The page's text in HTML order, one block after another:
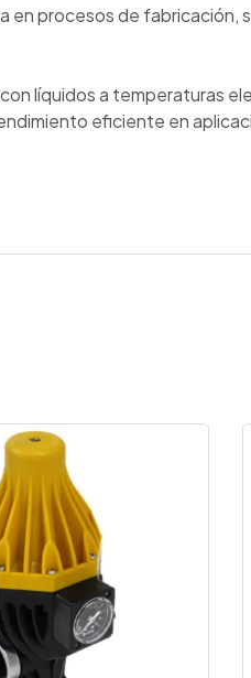
en procesos de
líquidos a temperaturas
eficiente en